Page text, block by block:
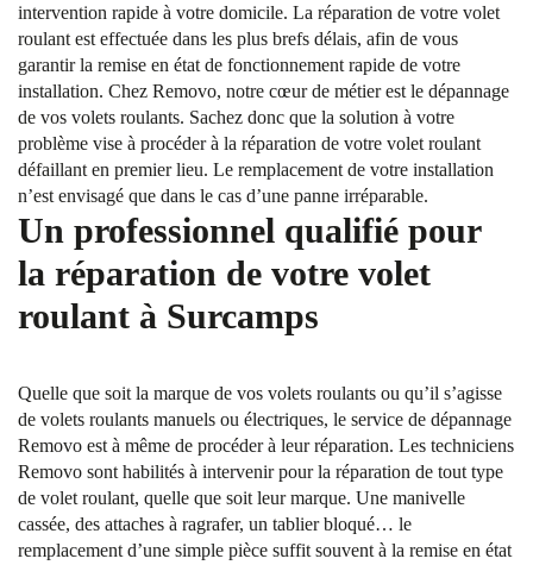
intervention rapide à votre domicile. La réparation de votre volet
roulant est effectuée dans les plus brefs délais, afin de vous
garantir la remise en état de fonctionnement rapide de votre
installation. Chez Removo, notre cœur de métier est le dépannage
de vos volets roulants. Sachez donc que la solution à votre
problème vise à procéder à la réparation de votre volet roulant
défaillant en premier lieu. Le remplacement de votre installation
n’est envisagé que dans le cas d’une panne irréparable.
Un professionnel qualifié pour
la réparation de votre volet
roulant à Surcamps
Quelle que soit la marque de vos volets roulants ou qu’il s’agisse
de volets roulants manuels ou électriques, le service de dépannage
Removo est à même de procéder à leur réparation. Les techniciens
Removo sont habilités à intervenir pour la réparation de tout type
de volet roulant, quelle que soit leur marque. Une manivelle
cassée, des attaches à ragrafer, un tablier bloqué… le
remplacement d’une simple pièce suffit souvent à la remise en état